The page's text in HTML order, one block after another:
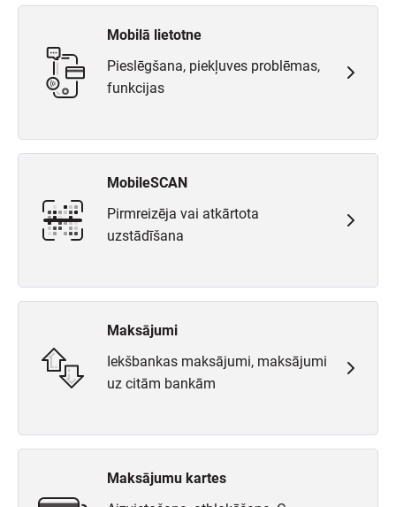
Mobilā lietotne
Pieslēgšana, piekļuves problēmas,
funkcijas
MobileSCAN
Pirmreizēja vai atkārtota
uzstādīšana
Maksājumi
Iekšbankas maksājumi, maksājumi
uz citām bankām
Maksājumu kartes